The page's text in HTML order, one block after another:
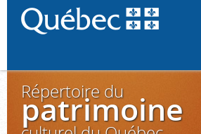
Répertoire du
patrimoine